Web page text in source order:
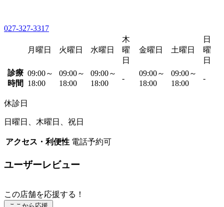
027-327-3317
月曜日 火曜日 水曜日
木
曜
日
金曜日 土曜日
日
曜
日
診療
時間
09:00～
18:00
09:00～
18:00
09:00～
18:00
-
09:00～
18:00
09:00～
18:00
-
休診日
日曜日、木曜日、祝日
アクセス・利便性 電話予約可
ユーザーレビュー
この店舗を応援する！